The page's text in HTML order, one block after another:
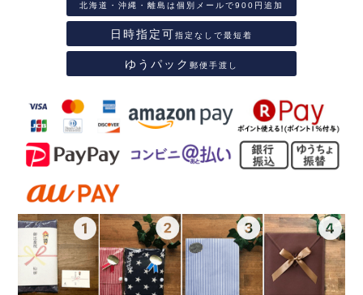
北海道・沖縄・離島は個別メールで900円追加
日時指定可指定なしで最短着
ゆうパック 郵便手渡し